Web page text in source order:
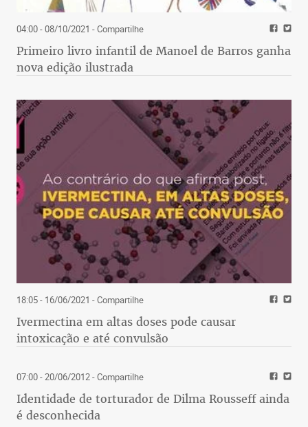
04:00 - 08/10/2021 - Compartilhe
Primeiro livro infantil de Manoel de Barros ganha
nova edição ilustrada
18:05 - 16/06/2021 - Compartilhe
Ivermectina em altas doses pode causar
intoxicação e até convulsão
07:00 - 20/06/2012- Compartilhe
Identidade de torturador de Dilma Rousseff ainda
é desconhecida